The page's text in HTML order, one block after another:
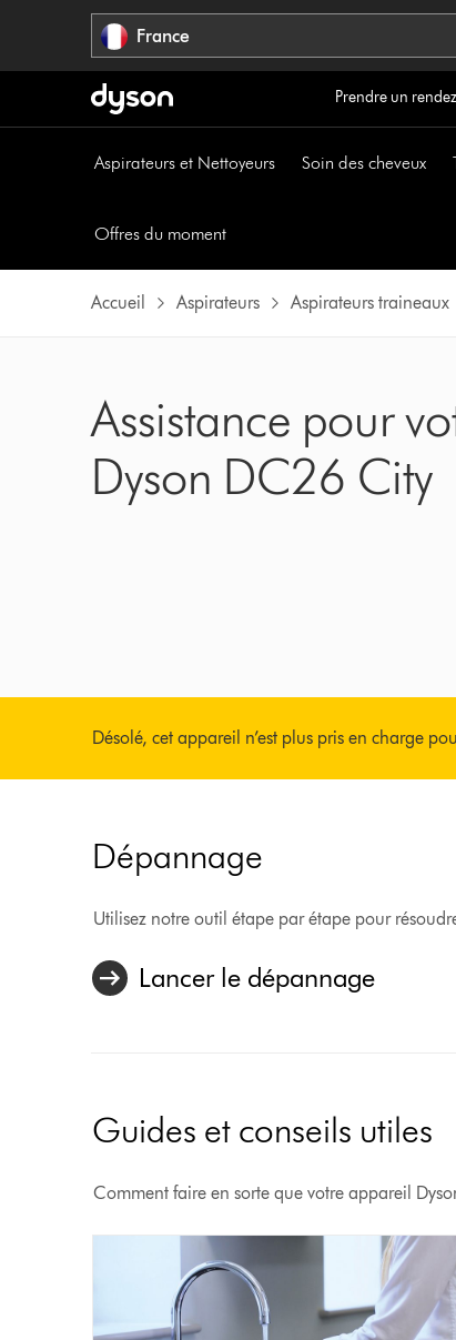
France
Prendre un
Aspirateurs et Nettoyeurs Soin des cheveux
Offres du moment
Accueil
Aspirateurs Aspirateurs traineaux
Assistance pour
Dyson DC26 City
Désolé, cet appareil n’est plus pris en charge
Dépannage
Utilisez notre outil étape par étape pour
Lancer le dépannage
Guides et conseils utiles
Comment faire en sorte que votre appareil